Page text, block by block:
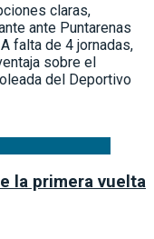
claras,
ante Puntarenas
falta de 4 jornadas,
sobre el
del Deportivo
la primera vuelta